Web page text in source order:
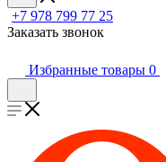
+7 978 799 77 25
Заказать звонок
Избранные товары 0